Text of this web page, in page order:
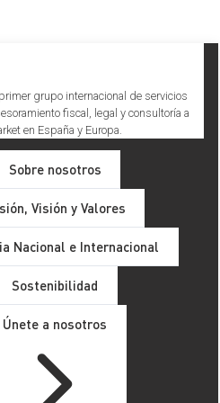
grupo internacional de servicios
fiscal, legal y consultoría a
en España y Europa.
Sobre nosotros
Visión y Valores
Nacional e Internacional
Sostenibilidad
Únete a nosotros
de la
maternidad a
sufrieron la
de la COVID-19